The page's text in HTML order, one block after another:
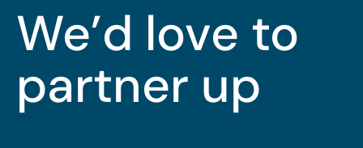
We’d love to
partner up